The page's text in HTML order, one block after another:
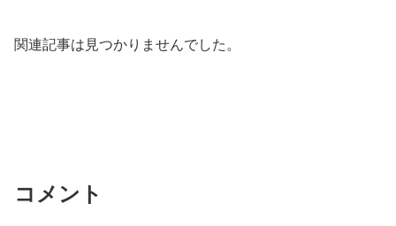
関連記事は見つかりませんでした。
コメント